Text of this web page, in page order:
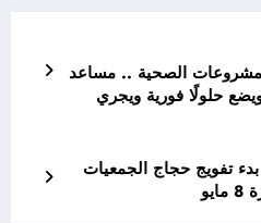
الصحية .. مساعد
حلولًا فورية ويجري
تفويج حجاج الجمعيات